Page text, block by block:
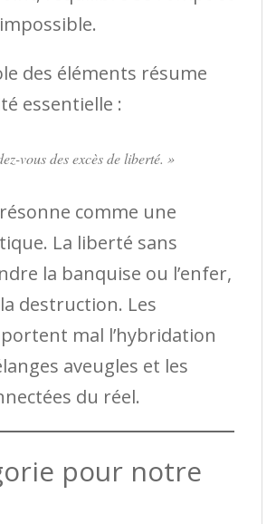
des éléments résume
essentielle :
vous des excès de liberté. »
comme une
La liberté sans
la banquise ou l’enfer,
destruction. Les
mal l’hybridation
aveugles et les
du réel.
pour notre